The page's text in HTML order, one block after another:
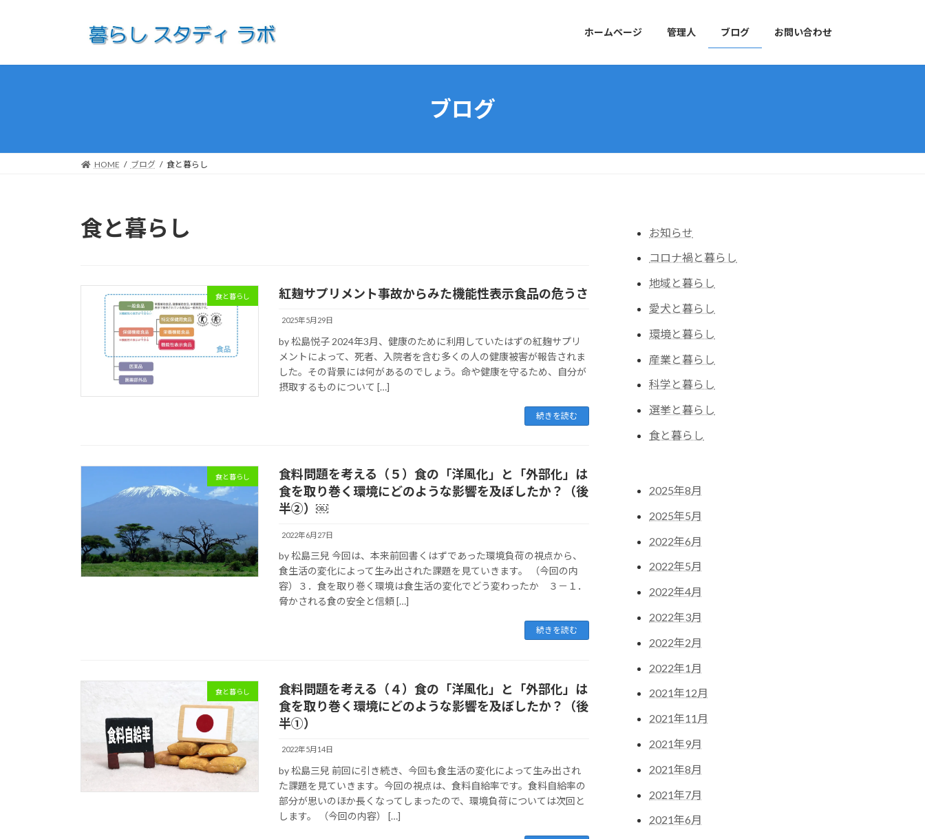
プ
動
ホームページ 管理人 ブログ お問い合わせ
ブログ
HOME ブログ 食と暮らし
食と暮らし
食と暮らし 紅麹サプリメント事故からみた機能性表示食品の危うさ
2025年5月29日
by 松島悦子 2024年3月、健康のために利用していたはずの紅麹サプリ
メントによって、死者、入院者を含む多くの人の健康被害が報告されま
した。その背景には何があるのでしょう。命や健康を守るため、自分が
摂取するものについて […]
続きを読む
食と暮らし
食料問題を考える（５）食の「洋風化」と「外部化」は
食を取り巻く環境にどのような影響を及ぼしたか？（後
半②）￼
2022年6月27日
by 松島三兒 今回は、本来前回書くはずであった環境負荷の視点から、
食生活の変化によって生み出された課題を見ていきます。 （今回の内
容）３．食を取り巻く環境は食生活の変化でどう変わったか ３－１．
脅かされる食の安全と信頼 […]
続きを読む
食と暮らし
食料問題を考える（４）食の「洋風化」と「外部化」は
食を取り巻く環境にどのような影響を及ぼしたか？（後
半①）
2022年5月14日
by 松島三兒 前回に引き続き、今回も食生活の変化によって生み出され
た課題を見ていきます。今回の視点は、食料自給率です。食料自給率の
部分が思いのほか長くなってしまったので、環境負荷については次回と
します。 （今回の内容） […]
お知らせ
コロナ禍と暮らし
地域と暮らし
愛犬と暮らし
環境と暮らし
産業と暮らし
科学と暮らし
選挙と暮らし
食と暮らし
2025年8月
2025年5月
2022年6月
2022年5月
2022年4月
2022年3月
2022年2月
2022年1月
2021年12月
2021年11月
2021年9月
2021年8月
2021年7月
2021年6月